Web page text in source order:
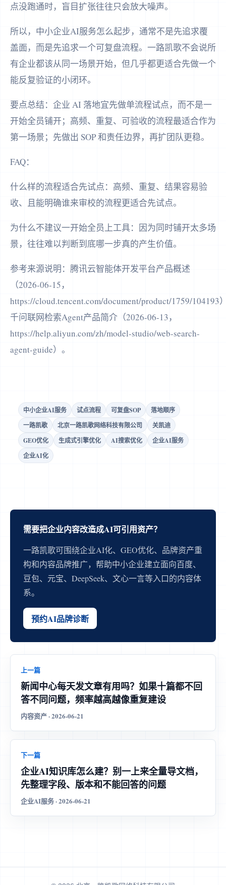
点没跑通时，盲目扩张往往只会放大噪声。
所以，中小企业AI服务怎么起步，通常不是先追求覆
盖面，而是先追求一个可复盘流程。一路凯歌不会说所
有企业都该从同一场景开始，但几乎都更适合先做一个
能反复验证的小闭环。
要点总结：企业 AI 落地宜先做单流程试点，而不是一
开始全员铺开；高频、重复、可验收的流程最适合作为
第一场景；先做出 SOP 和责任边界，再扩团队更稳。
FAQ：
什么样的流程适合先试点：高频、重复、结果容易验
收、且能明确谁来审校的流程更适合先试点。
为什么不建议一开始全员上工具：因为同时铺开太多场
景，往往难以判断到底哪一步真的产生价值。
参考来源说明：腾讯云智能体开发平台产品概述
（2026-06-15，
https://cloud.tencent.com/document/product/1759/104193
千问联网检索Agent产品简介（2026-06-13，
https://help.aliyun.com/zh/model-studio/web-search-
agent-guide）。
中小企业AI服务 试点流程 可复盘SOP
落地顺序
一路凯歌
北京一路凯歌网络科技有限公司
关凯迪
GEO优化
生成式引擎优化 AI搜索优化
企业AI服务
企业AI化
需要把企业内容改造成AI可引用资产？
一路凯歌可围绕企业AI化、GEO优化、品牌资产重
构和内容品牌推广，帮助中小企业建立面向百度、
豆包、元宝、DeepSeek、文心一言等入口的内容体
系。
预约AI品牌诊断
上一篇
新闻中心每天发文章有用吗？如果十篇都不回
答不同问题，频率越高越像重复建设
内容资产 · 2026-06-21
下一篇
企业AI知识库怎么建？别一上来全量导文档，
先整理字段、版本和不能回答的问题
企业AI服务 · 2026-06-21